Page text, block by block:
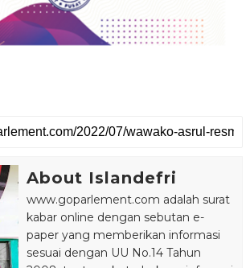
About Islandefri
www.goparlement.com adalah surat
kabar online dengan sebutan e-
paper yang memberikan informasi
sesuai dengan UU No.14 Tahun